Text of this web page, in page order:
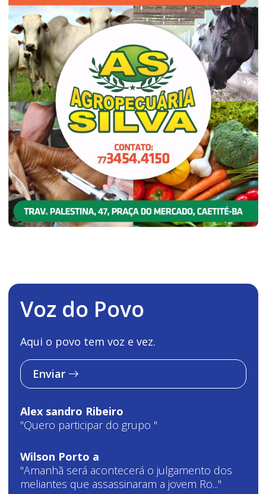
Voz do Povo
Aqui o povo tem voz e vez.
Enviar
Alex sandro Ribeiro
"Quero participar do grupo "
Wilson Porto a
"Amanhã será acontecerá o julgamento dos
meliantes que assassinaram a jovem Ro..."